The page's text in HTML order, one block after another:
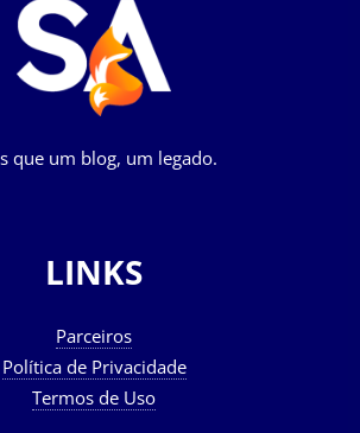
que um blog, um legado.
LINKS
Parceiros
Política de Privacidade
Termos de Uso